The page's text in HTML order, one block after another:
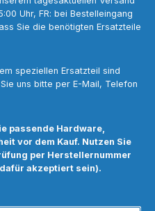
Uhr, FR: bei Bestelleingang
Sie die benötigten Ersatzteile
speziellen Ersatzteil sind
uns bitte per E-Mail, Telefon
passende Hardware,
vor dem Kauf. Nutzen Sie
per Herstellernummer
akzeptiert sein).